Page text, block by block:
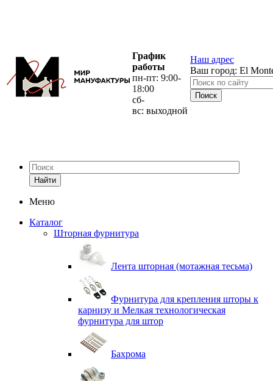
График
работы
пн-пт: 9:00-
18:00
сб-
вс: выходной
Наш адрес
Ваш город: El
Найти
Меню
Каталог
Шторная фурнитура
Лента шторная (мотажная тесьма)
Фурнитура для крепления шторы к
карнизу и Мелкая технологическая
фурнитура для штор
Бахрома